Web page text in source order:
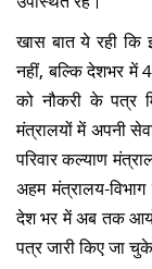
खास बात ये रही
नहीं, बल्कि देशभर में
को नौकरी के पत्र
मंत्रालयों में अपनी
परिवार कल्याण
अहम मंत्रालय-
देश भर में अब तक
पत्र जारी किए जा